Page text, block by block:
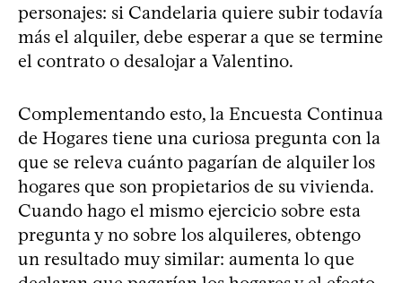
personajes: si Candelaria quiere subir todavía
más el alquiler, debe esperar a que se termine
el contrato o desalojar a Valentino.
Complementando esto, la Encuesta Continua
de Hogares tiene una curiosa pregunta con la
que se releva cuánto pagarían de alquiler los
hogares que son propietarios de su vivienda.
Cuando hago el mismo ejercicio sobre esta
pregunta y no sobre los alquileres, obtengo
un resultado muy similar: aumenta lo que